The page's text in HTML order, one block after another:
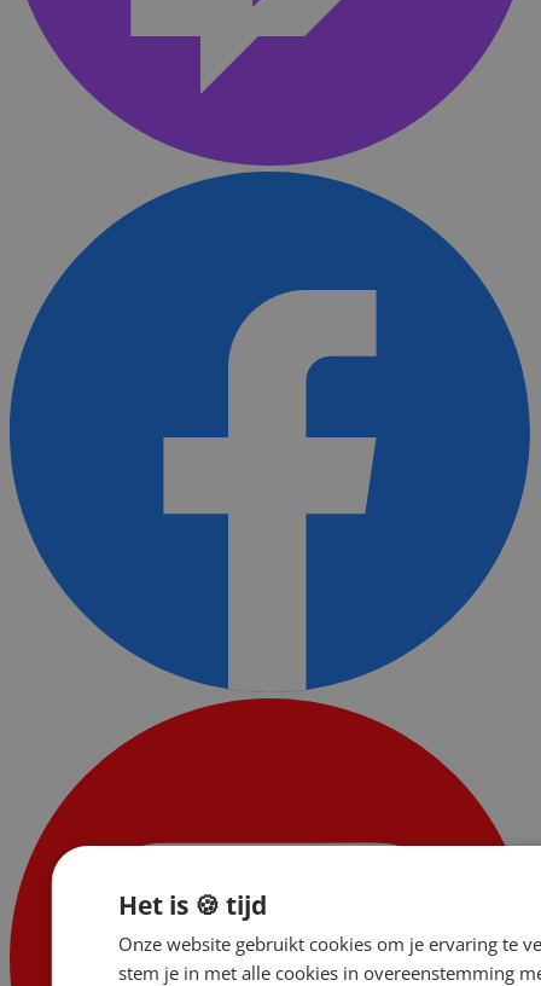
Het is 🍪 tijd
Onze website gebruikt cookies om je ervaring te
stem je in met alle cookies in overeenstemming